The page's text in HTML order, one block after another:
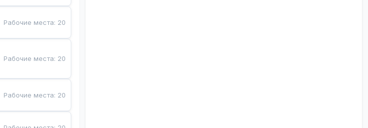
Рабочие места: 20
Рабочие места: 20
Рабочие места: 20